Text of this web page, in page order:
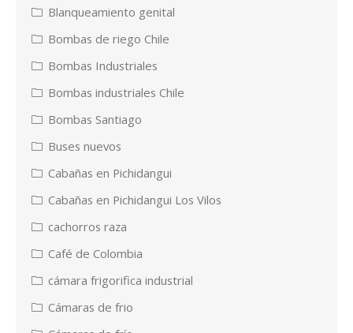
Blanqueamiento genital
Bombas de riego Chile
Bombas Industriales
Bombas industriales Chile
Bombas Santiago
Buses nuevos
Cabañas en Pichidangui
Cabañas en Pichidangui Los Vilos
cachorros raza
Café de Colombia
cámara frigorifica industrial
Cámaras de frio